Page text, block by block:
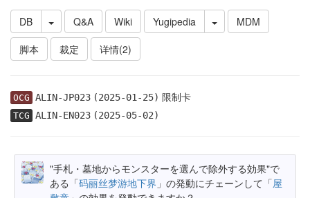
DB Q&A Wiki Yugipedia
MDM
脚本
裁定 详情(2)
OCG ALIN-JP023(2025-01-25) 限制卡
TCG ALIN-EN023(2025-05-02)
"手札・墓地からモンスターを選んで除外する効果"で
ある「码丽丝梦游地下界 」の発動にチェーンして「屋